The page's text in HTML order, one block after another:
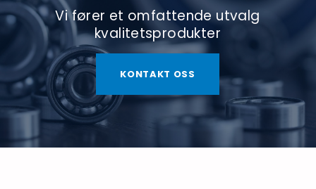
Vi fører et omfattende utvalg
kvalitetsprodukter
KONTAKT OSS